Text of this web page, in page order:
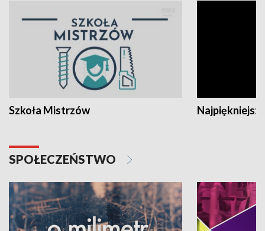
Szkoła Mistrzów
SPOŁECZEŃSTWO